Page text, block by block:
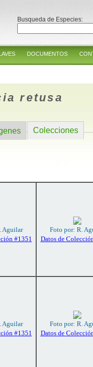
Busqueda de Especies:
DOCUMENTOS
retusa
Colecciones
Aguilar
#1351
Foto por: R.
Datos de
Aguilar
#1351
Foto por: R.
Datos de